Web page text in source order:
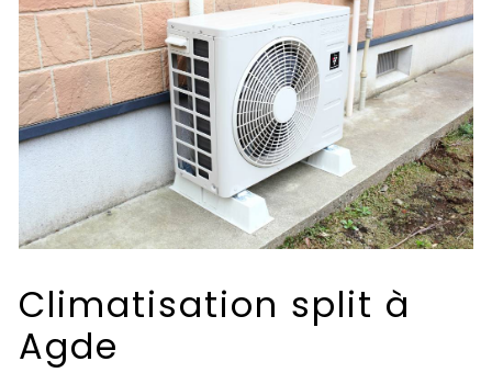
Climatisation split à
Agde